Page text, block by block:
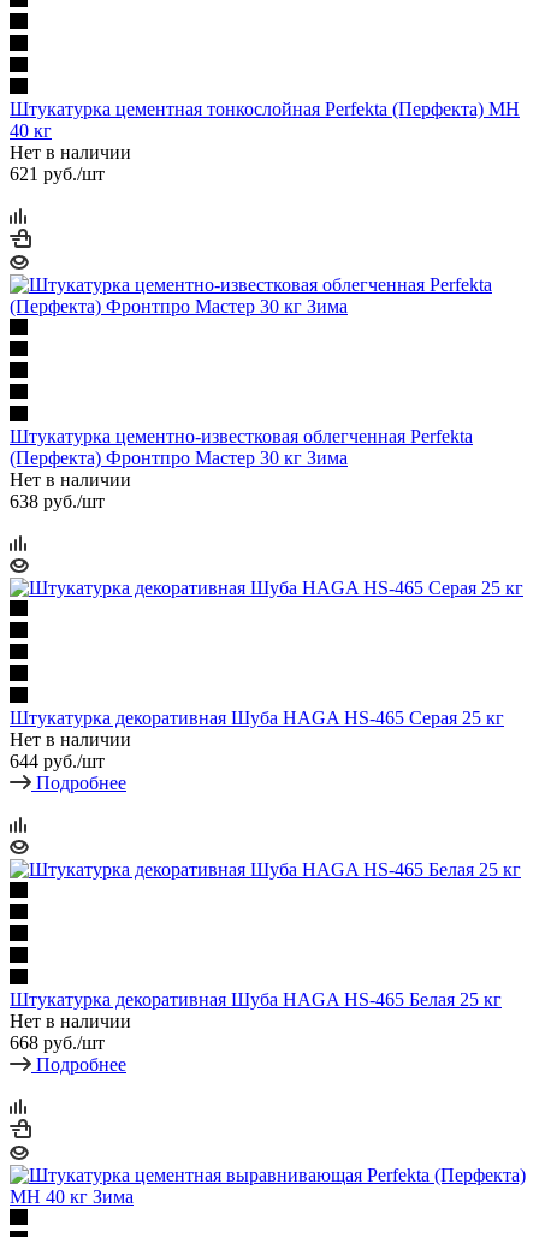
Штукатурка цементная тонкослойная Perfekta (Перфекта) МН
40 кг
Нет в наличии
621 руб./шт
Штукатурка цементно-известковая облегченная Perfekta
(Перфекта) Фронтпро Мастер 30 кг Зима
Нет в наличии
638 руб./шт
Штукатурка декоративная Шуба HAGA HS-465 Серая 25 кг
Нет в наличии
644 руб./шт
Подробнее
Штукатурка декоративная Шуба HAGA HS-465 Белая 25 кг
Нет в наличии
668 руб./шт
Подробнее